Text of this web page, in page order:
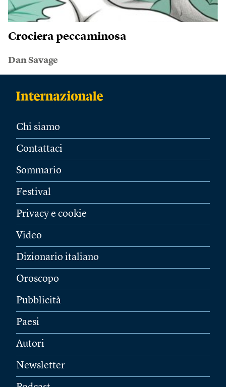
Crociera peccaminosa
Dan Savage
Chi siamo
Contattaci
Sommario
Festival
Privacy e cookie
Video
Dizionario italiano
Oroscopo
Pubblicità
Paesi
Autori
Newsletter